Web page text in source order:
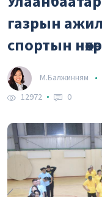
Рубль
Вон
газрын
спортын
М.Балжинням
12972
0